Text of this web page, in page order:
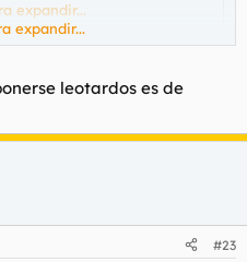
expandir...
expandir...
leotardos es de
#23